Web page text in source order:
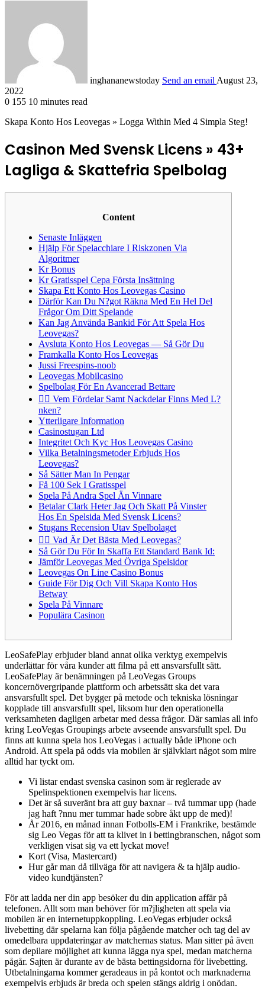
inghananewstoday Send an email August 23,
2022
0 155 10 minutes read
Skapa Konto Hos Leovegas » Logga Within Med 4 Simpla Steg!
Casinon Med Svensk Licens » 43+
Lagliga & Skattefria Spelbolag
Content
Senaste Inläggen
Hjälp För Spelacchiare I Riskzonen Via
Algoritmer
Kr Bonus
Kr Gratisspel Cepa Första Insättning
Skapa Ett Konto Hos Leovegas Casino
Därför Kan Du N?got Räkna Med En Hel Del
Frågor Om Ditt Spelande
Kan Jag Använda Bankid För Att Spela Hos
Leovegas?
Avsluta Konto Hos Leovegas — Så Gör Du
Framkalla Konto Hos Leovegas
Jussi Freespins-noob
Leovegas Mobilcasino
Spelbolag För En Avancerad Bettare
👉🏼 Vem Fördelar Samt Nackdelar Finns Med L?
nken?
Ytterligare Information
Casinostugan Ltd
Integritet Och Kyc Hos Leovegas Casino
Vilka Betalningsmetoder Erbjuds Hos
Leovegas?
Så Sätter Man In Pengar
Få 100 Sek I Gratisspel
Spela På Andra Spel Än Vinnare
Betalar Clark Heter Jag Och Skatt På Vinster
Hos En Spelsida Med Svensk Licens?
Stugans Recension Utav Spelbolaget
👉🏼 Vad Är Det Bästa Med Leovegas?
Så Gör Du För In Skaffa Ett Standard Bank Id:
Jämför Leovegas Med Övriga Spelsidor
Leovegas On Line Casino Bonus
Guide För Dig Och Vill Skapa Konto Hos
Betway
Spela På Vinnare
Populära Casinon
LeoSafePlay erbjuder bland annat olika verktyg exempelvis
underlättar för våra kunder att filma på ett ansvarsfullt sätt.
LeoSafePlay är benämningen på LeoVegas Groups
koncernövergripande plattform och arbetssätt ska det vara
ansvarsfullt spel. Det bygger på metode och tekniska lösningar
kopplade till ansvarsfullt spel, liksom hur den operationella
verksamheten dagligen arbetar med dessa frågor. Där samlas all info
kring LeoVegas Groupings arbete avseende ansvarsfullt spel. Du
finns att kunna spela hos LeoVegas i actually både iPhone och
Android. Att spela på odds via mobilen är självklart något som mire
alltid har tyckt om.
Vi listar endast svenska casinon som är reglerade av
Spelinspektionen exempelvis har licens.
Det är så suveränt bra att guy baxnar – två tummar upp (hade
jag haft ?nnu mer tummar hade sobre åkt upp de med)!
År 2016, en månad innan Fotbolls-EM i Frankrike, bestämde
sig Leo Vegas för att ta klivet in i bettingbranschen, något som
verkligen visat sig va ett lyckat move!
Kort (Visa, Mastercard)
Hur går man då tillväga för att navigera & ta hjälp audio-
video kundtjänsten?
För att ladda ner din app besöker du din application affär på
telefonen. Allt som man behöver för m?jligheten att spela via
mobilen är en internetuppkoppling. LeoVegas erbjuder också
livebetting där spelarna kan följa pågående matcher och tag del av
omedelbara uppdateringar av matchernas status. Man sitter på även
som depilare möjlighet att kunna lägga nya spel, medan matcherna
pågår. Sajten är durante av de bästa bettingsidorna för livebetting.
Utbetalningarna kommer geradeaus in på kontot och marknaderna
exempelvis erbjuds är breda och spelen stängs aldrig i onödan.